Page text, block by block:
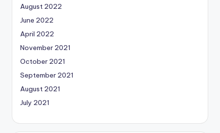
August 2022
June 2022
April 2022
November 2021
October 2021
September 2021
August 2021
July 2021